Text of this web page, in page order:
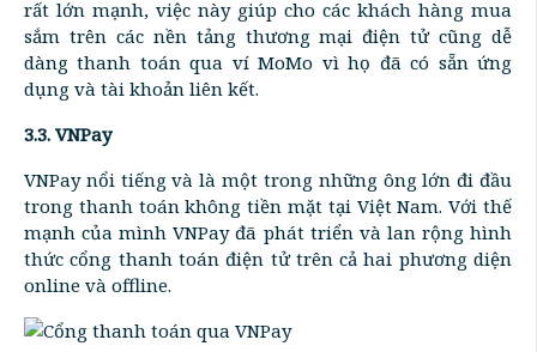
rất lớn mạnh, việc này giúp cho các khách hàng mua
sắm trên các nền tảng thương mại điện tử cũng dễ
dàng thanh toán qua ví MoMo vì họ đã có sẵn ứng
dụng và tài khoản liên kết.
3.3. VNPay
VNPay nổi tiếng và là một trong những ông lớn đi đầu
trong thanh toán không tiền mặt tại Việt Nam. Với thế
mạnh của mình VNPay đã phát triển và lan rộng hình
thức cổng thanh toán điện tử trên cả hai phương diện
online và offline.